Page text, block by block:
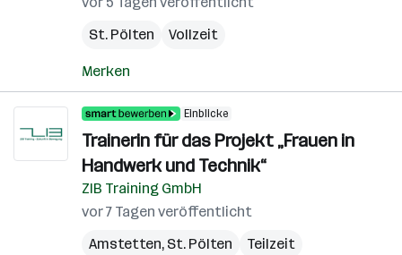
St. Pölten
Vollzeit
Merken
Einblicke
Trainerin für das Projekt „Frauen in
Handwerk und Technik“
ZIB Training GmbH
vor 7 Tagen veröffentlicht
Amstetten, St. Pölten
Teilzeit